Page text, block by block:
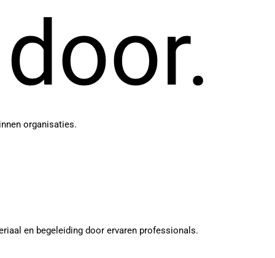
organisaties.
en begeleiding door ervaren professionals.